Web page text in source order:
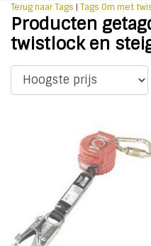
Terug naar Tags | Tags 0m met
Producten
twistlock en